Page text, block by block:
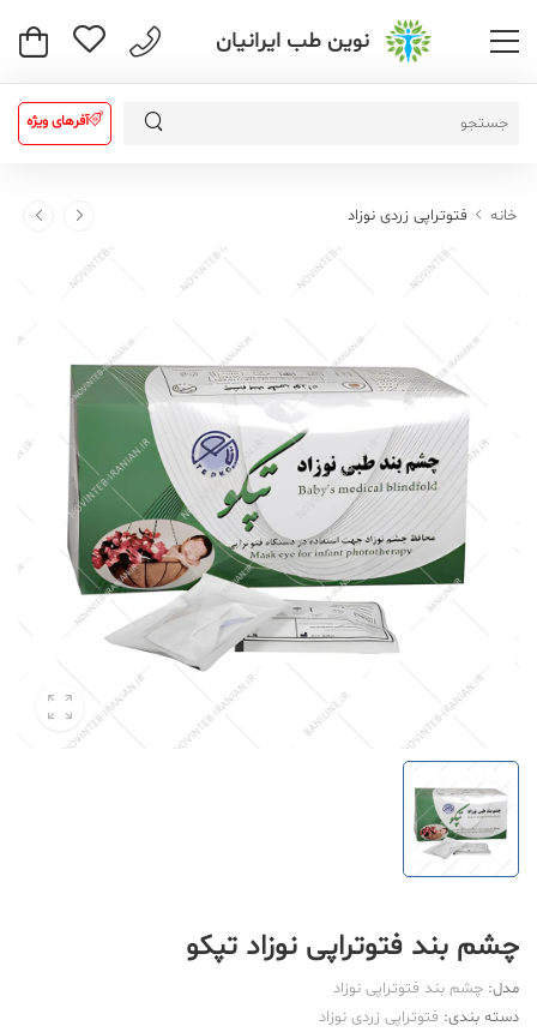
نوین طب ایرانیان
آفرهای ویژه
خانه فتوتراپی زردی نوزاد
چشم بند فتوتراپی نوزاد تپکو
مدل: چشم بند فتوتراپی نوزاد
دسته بندی: فتوتراپی زردی نوزاد